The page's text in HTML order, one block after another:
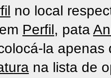
no local
Perfil, pata
la
na lista de